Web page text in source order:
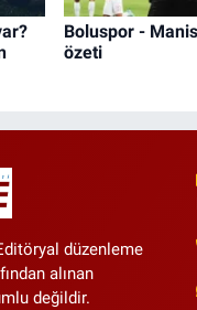
Boluspor -
özeti
düzenleme
alınan
değildir.